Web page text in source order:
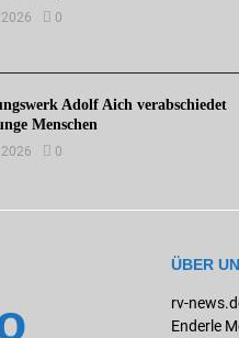
0
Adolf Aich verabschiedet
Menschen
0
ÜBER
rv-
Enderle